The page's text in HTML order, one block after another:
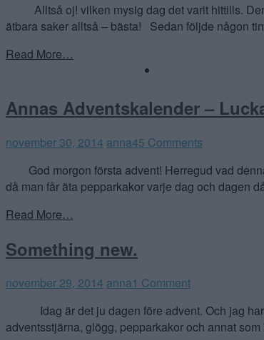
Alltså oj! vilken mysig dag det varit hittills. Den
ätbara saker alltså – bästa! Sedan följde någon
Read More…
Annas Adventskalender –
november 30, 2014 anna45 Comments
God morgon första advent! Herregud vad
då man får äta pepparkakor varje dag och dagen
Read More…
Something new.
november 29, 2014 anna1 Comment
Idag är det ju dagen före advent. Och jag har
adventsstjärna, glögg, pepparkakor och annat